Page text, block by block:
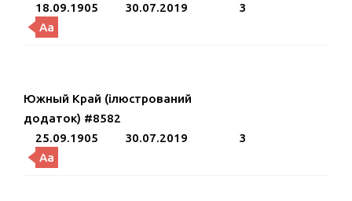
18.09.1905
30.07.2019
3
Aa
Южный Край (ілюстрований
додаток) #8582
25.09.1905
30.07.2019
3
Aa